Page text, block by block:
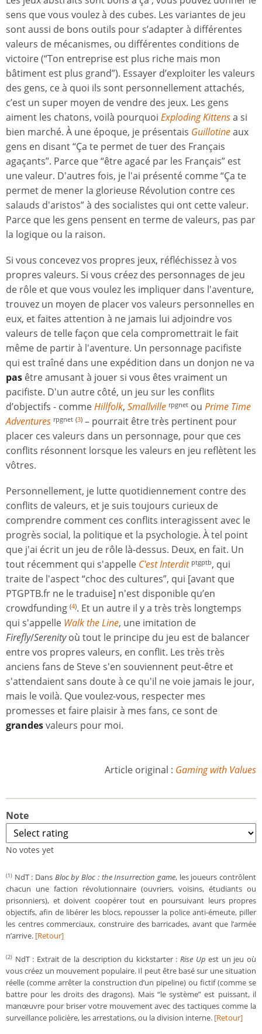
sens que vous voulez à des cubes. Les variantes de jeu
sont aussi de bons outils pour s’adapter à différentes
valeurs de mécanismes, ou différentes conditions de
victoire (“Ton entreprise est plus riche mais mon
bâtiment est plus grand”). Essayer d’exploiter les valeurs
des gens, ce à quoi ils sont personnellement attachés,
c’est un super moyen de vendre des jeux. Les gens
aiment les chatons, voilà pourquoi Exploding Kittensa si
bien marché. À une époque, je présentais Guillotineaux
gens en disant “Ça te permet de tuer des Français
agaçants”. Parce que “être agacé par les Français” est
une valeur. D'autres fois, je l'ai présenté comme “Ça te
permet de mener la glorieuse Révolution contre ces
salauds d'aristos” à des socialistes qui ont cette valeur.
Parce que les gens pensent en terme de valeurs, pas par
la logique ou la raison.
Si vous concevez vos propres jeux, réfléchissez à vos
propres valeurs. Si vous créez des personnages de jeu
de rôle et que vous voulez les impliquer dans l'aventure,
trouvez un moyen de placer vos valeurs personnelles en
eux, et faites attention à ne jamais lui adjoindre vos
valeurs de telle façon que cela compromettrait le fait
même de partir à l'aventure. Un personnage pacifiste
qui est traîné dans une expédition dans un donjon ne va
pas être amusant à jouer si vous êtes vraiment un
pacifiste. D'un autre côté, un jeu sur les conflits
d’objectifs - commeHillfolk, Smallville rpgnet ou Prime Time
Adventures rpgnet (3) – pourrait être très pertinent pour
placer ces valeurs dans un personnage, pour que ces
conflits résonnent lorsque les valeurs en jeu reflètent les
vôtres.
Personnellement, je lutte quotidiennement contre des
conflits de valeurs, et je suis toujours curieux de
comprendre comment ces conflits interagissent avec le
progrès social, la politique et la psychologie. À tel point
que j'ai écrit un jeu de rôle là-dessus. Deux, en fait. Un
tout récemment qui s'appelle C'est Interdit ptgptb, qui
traite de l'aspect “choc des cultures”, qui [avant que
PTGPTB.fr ne le traduise] n'est disponible qu’en
crowdfunding (4). Et un autre il y a très très longtemps
qui s'appelle Walk the Line, une imitation de
Firefly/Serenityoù tout le principe du jeu est de balancer
entre vos propres valeurs, en conflit. Les très très
anciens fans de Steve s'en souviennent peut-être et
s'attendaient sans doute à ce qu'il ne voie jamais le jour,
mais le voilà. Que voulez-vous, respecter mes
promesses et faire plaisir à mes fans, ce sont de
grandesvaleurs pour moi.
Article original : Gaming with Values
Note
No votes yet
(1) NdT : Dans Bloc by Bloc : the Insurrection game, les joueurs contrôlent
chacun une faction révolutionnaire (ouvriers, voisins, étudiants ou
prisonniers), et doivent coopérer tout en poursuivant leurs propres
objectifs, afin de libérer les blocs, repousser la police anti-émeute, piller
les centres commerciaux, construire des barricades, avant que l’armée
n’arrive. [Retour]
(2) NdT : Extrait de la description du kickstarter : Rise Up est un jeu où
vous créez un mouvement populaire. Il peut être basé sur une situation
réelle (comme arrêter la construction d’un pipeline) ou fictif (comme se
battre pour les droits des dragons). Mais “le système” est puissant, il
manœuvre pour briser votre mouvement avec des tactiques comme la
surveillance policière, les arrestations, ou la division interne. [Retour]